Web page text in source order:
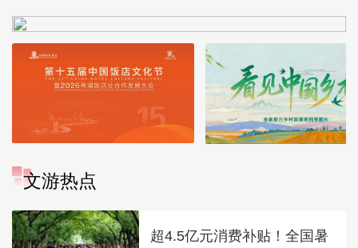
文游热点
超4.5亿元消费补贴！全国暑